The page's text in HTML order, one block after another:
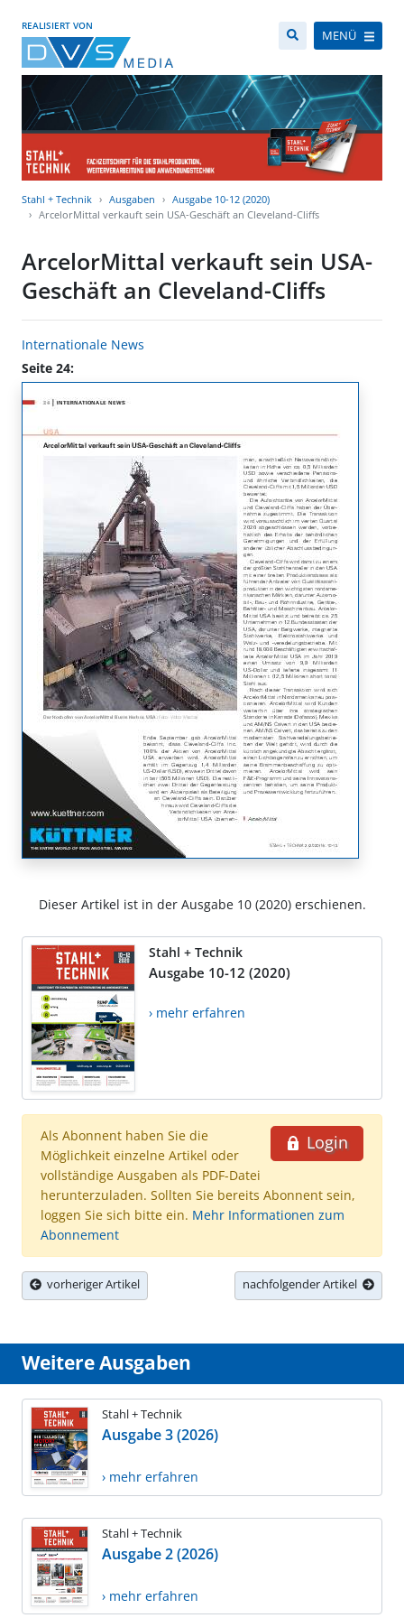
REALISIERT VON
MENÜ
Stahl + Technik Ausgaben
Ausgabe 10-12 (2020)
ArcelorMittal verkauft sein USA-Geschäft an Cleveland-Cliffs
ArcelorMittal verkauft sein USA-
Geschäft an Cleveland-Cliffs
Internationale News
Seite 24:
Dieser Artikel ist in der Ausgabe 10 (2020) erschienen.
Stahl + Technik
Ausgabe 10-12 (2020)
› mehr erfahren
Login
Als Abonnent haben Sie die
Möglichkeit einzelne Artikel oder
vollständige Ausgaben als PDF-Datei
herunterzuladen. Sollten Sie bereits Abonnent sein,
loggen Sie sich bitte ein. Mehr Informationen zum
Abonnement
vorheriger Artikel nachfolgender Artikel
Weitere Ausgaben
Stahl + Technik
Ausgabe 3 (2026)
› mehr erfahren
Stahl + Technik
Ausgabe 2 (2026)
› mehr erfahren